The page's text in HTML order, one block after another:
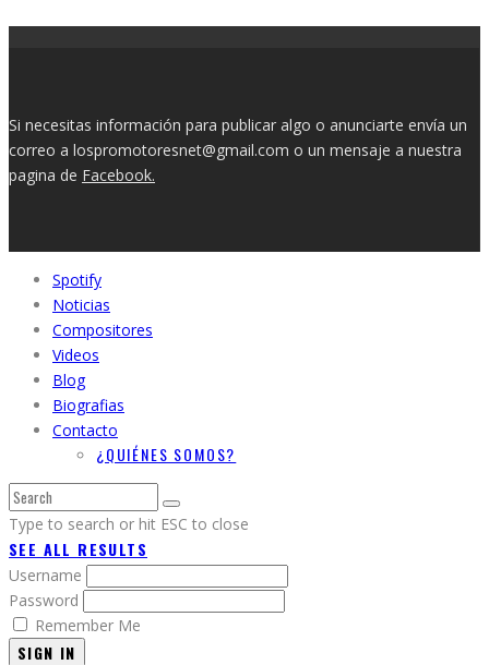
Si necesitas información para publicar algo o anunciarte envía un
correo a lospromotoresnet@gmail.com o un mensaje a nuestra
pagina de Facebook.
Spotify
Noticias
Compositores
Videos
Blog
Biografias
Contacto
¿QUIÉNES SOMOS?
Type to search or hit ESC to close
SEE ALL RESULTS
Username
Password
Remember Me
SIGN IN